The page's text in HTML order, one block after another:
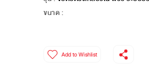
ขนาด :
Add to Wishlist